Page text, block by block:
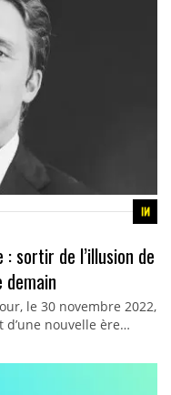
sortir de l’illusion de
le 30 novembre 2022,
d’une nouvelle ère…